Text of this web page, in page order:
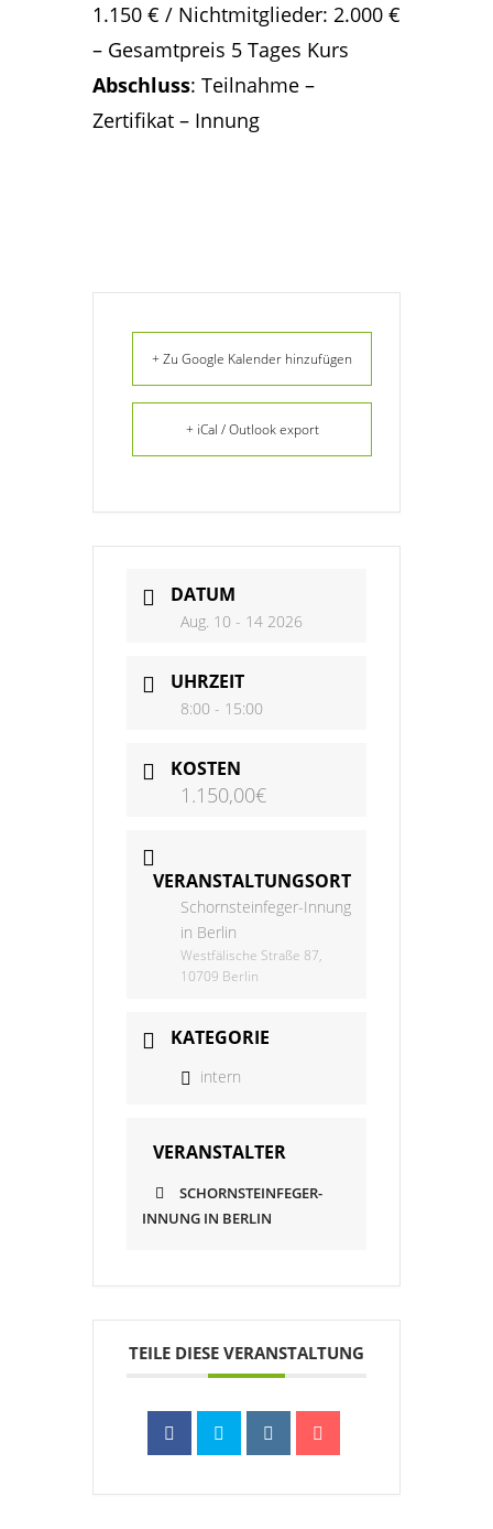
1.150 € / Nichtmitglieder: 2.000 €
– Gesamtpreis 5 Tages Kurs
Abschluss: Teilnahme –
Zertifikat – Innung
+ Zu Google Kalender hinzufügen
+ iCal / Outlook export
DATUM
Aug. 10 - 14 2026
UHRZEIT
8:00 - 15:00
KOSTEN
1.150,00€
VERANSTALTUNGSORT
Schornsteinfeger-Innung
in Berlin
Westfälische Straße 87,
10709 Berlin
KATEGORIE
intern
VERANSTALTER
SCHORNSTEINFEGER-
INNUNG IN BERLIN
TEILE DIESE VERANSTALTUNG